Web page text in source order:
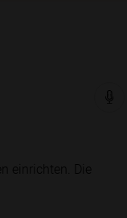
einrichten. Die